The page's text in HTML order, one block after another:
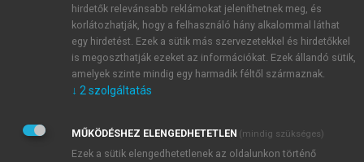
JELSZÓ ÚJRA
Kérek értesítést a MeRSZ újdonságairól, akcióiról.
Kérek értesítést az Akadémiai Kiadó Zrt. újdonságairól,
Adatkezelési tájékoztatóbanfoglaltakat tudomásul
veszem és elfogadom.
hirdetők relevánsabb reklámokat jeleníthetnek meg, és
korlátozhatják, hogy a felhasználó hány alkalommal láthat
egy hirdetést. Ezek a sütik más szervezetekkel és hirdetőkkel
is megoszthatják ezeket az információkat. Ezek állandó sütik,
amelyek szinte mindig egy harmadik féltől származnak.
↓ 2 szolgáltatás
MŰKÖDÉSHEZ ELENGEDHETETLEN (mindig szükséges)
Ezek a sütik elengedhetetlenek az oldalunkon történő